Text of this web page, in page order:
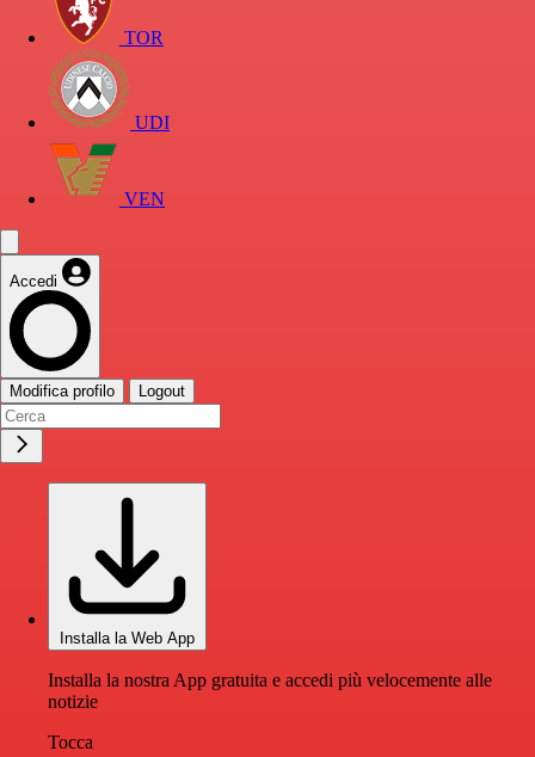
TOR
UDI
VEN
Accedi
Modifica profilo Logout
Installa la Web App
Installa la nostra App gratuita e accedi più velocemente alle
notizie
Tocca